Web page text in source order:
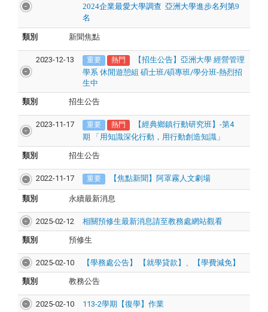
2024企業最愛大學調查 亞洲大學進步名列第9
名
類別 新聞焦點
2023-12-13 重要 熱門
【招生公告】亞洲大學 經營管理
學系 休閒遊憩組 碩士班/碩專班/學分班-熱烈招
生中
類別 招生公告
2023-11-17 重要 熱門
【經典鄉鎮行動研究班】-第4
期 「用知識深化行動，用行動創造知識」
類別 招生公告
2022-11-17 重要 【焦點新聞】阿罩霧人文劇場
類別 永續最新消息
2025-02-12 相關預修生最新消息請至教務處網站觀看
類別 預修生
2025-02-10 【學務處公告】 【就學貸款】、【學費減免】
類別 教務公告
2025-02-10 113-2學期【復學】作業